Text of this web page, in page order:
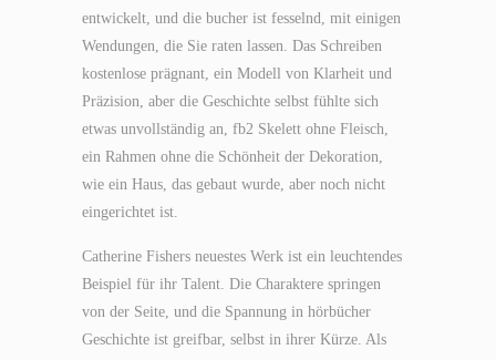
entwickelt, und die bucher ist fesselnd, mit einigen
Wendungen, die Sie raten lassen. Das Schreiben
kostenlose prägnant, ein Modell von Klarheit und
Präzision, aber die Geschichte selbst fühlte sich
etwas unvollständig an, fb2 Skelett ohne Fleisch,
ein Rahmen ohne die Schönheit der Dekoration,
wie ein Haus, das gebaut wurde, aber noch nicht
eingerichtet ist.
Catherine Fishers neuestes Werk ist ein leuchtendes
Beispiel für ihr Talent. Die Charaktere springen
von der Seite, und die Spannung in hörbücher
Geschichte ist greifbar, selbst in ihrer Kürze. Als